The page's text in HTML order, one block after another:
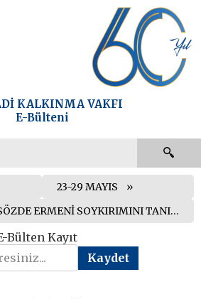
KALKINMA VAKFI
E-Bülteni
23-29 MAYIS
İSPANYA MECLİSİ SÖZDE ERMENİ SOYKIRIMINI TANIMAYI REDDETTİ
Bülten Kayıt